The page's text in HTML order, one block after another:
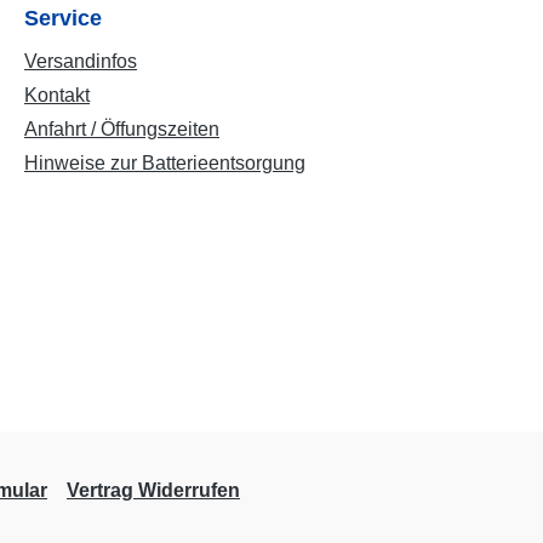
Service
Versandinfos
Kontakt
Anfahrt / Öffungszeiten
Hinweise zur Batterieentsorgung
Vertrag Widerrufen